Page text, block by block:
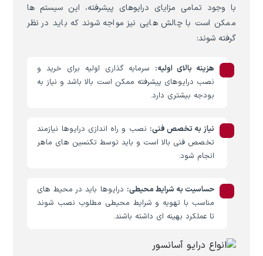
با وجود تمامی مزایای درایوهای پیشرفته، این سیستم ها
ممکن است با چالش هایی نیز مواجه شوند که باید در نظر
گرفته شوند:
هزینه بالای اولیه: سرمایه گذاری اولیه برای خرید و
نصب درایوهای پیشرفته ممکن است بالا باشد و نیاز به
بودجه بیشتری دارد.
نیاز به تخصص فنی: نصب و راه اندازی درایوها نیازمند
تخصص فنی بالا است و باید توسط تکنسین های ماهر
انجام شود.
حساسیت به شرایط محیطی: درایوها باید در محیط های
مناسب با تهویه و شرایط محیطی مطلوب نصب شوند
تا عملکرد بهینه ای داشته باشند.